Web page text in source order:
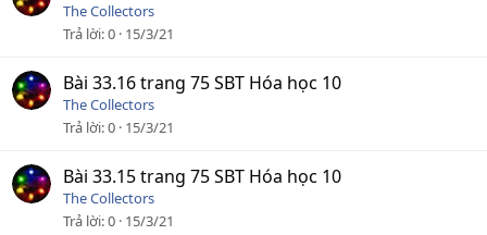
The Collectors
Trả lời 0 15/3/21
Bài 33.16 trang 75 SBT Hóa học 10
The Collectors
Trả lời 0 15/3/21
Bài 33.15 trang 75 SBT Hóa học 10
The Collectors
Trả lời 0 15/3/21